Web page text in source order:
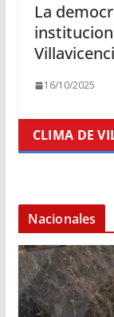
La
16/10/2025
CLIMA DE
Nacionales